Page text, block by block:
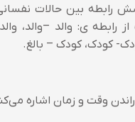
رابطه بین حالات
رابطه ی: والد –والد،
کودک، کودک – بالغ.
وقت و زمان اشاره